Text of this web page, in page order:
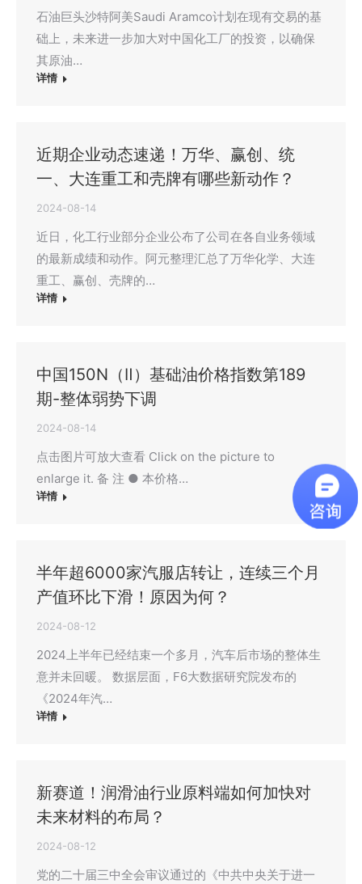
石油巨头沙特阿美Saudi Aramco计划在现有交易的基
础上，未来进一步加大对中国化工厂的投资，以确保
其原油…
详情
近期企业动态速递！万华、赢创、统
一、大连重工和壳牌有哪些新动作？
2024-08-14
近日，化工行业部分企业公布了公司在各自业务领域
的最新成绩和动作。阿元整理汇总了万华化学、大连
重工、赢创、壳牌的…
详情
中国150N（Ⅱ）基础油价格指数第189
期-整体弱势下调
2024-08-14
点击图片可放大查看 Click on the picture to
enlarge it. 备 注 ● 本价格…
详情
半年超6000家汽服店转让，连续三个月
产值环比下滑！原因为何？
2024-08-12
2024上半年已经结束一个多月，汽车后市场的整体生
意并未回暖。 数据层面，F6大数据研究院发布的
《2024年汽…
详情
新赛道！润滑油行业原料端如何加快对
未来材料的布局？
2024-08-12
党的二十届三中全会审议通过的《中共中央关于进一